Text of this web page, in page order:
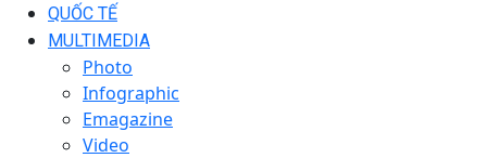
QUỐC TẾ
MULTIMEDIA
Photo
Infographic
Emagazine
Video